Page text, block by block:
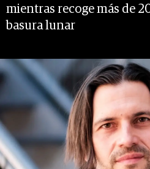
mientras recoge más de
basura lunar